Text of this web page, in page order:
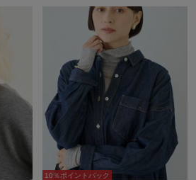
10％ポイントバック